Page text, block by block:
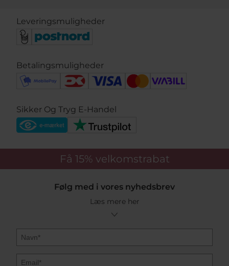
Leveringsmuligheder
Betalingsmuligheder
Sikker Og Tryg E-Handel
Få 15% velkomstrabat
Følg med i vores nyhedsbrev
Læs mere her